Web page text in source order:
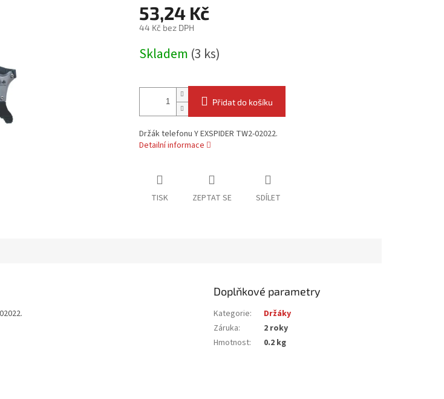
53,24 Kč
44 Kč bez DPH
cena:
Skladem (3 ks)
Přidat do košíku
Držák telefonu Y EXSPIDER TW2-02022.
Detailní informace
TISK ZEPTAT SE SDÍLET
Doplňkové parametry
Kategorie:
Držáky
Záruka:
2 roky
Hmotnost: 0.2 kg